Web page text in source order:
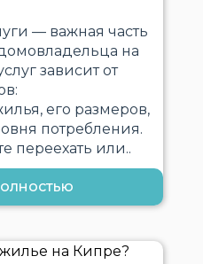
— важная часть
на
зависит от
его размеров,
потребления.
переехать или..